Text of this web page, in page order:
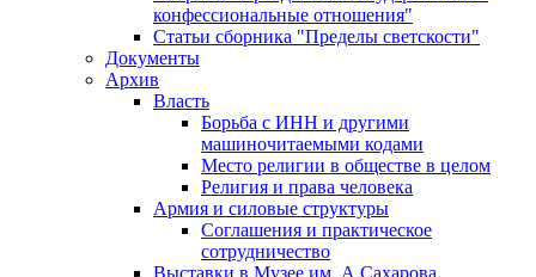
конфессиональные отношения"
Статьи сборника "Пределы светскости"
Документы
Архив
Власть
Борьба с ИНН и другими
машиночитаемыми кодами
Место религии в обществе в целом
Религия и права человека
Армия и силовые структуры
Соглашения и практическое
сотрудничество
Выставки в Музее им. А.Сахарова